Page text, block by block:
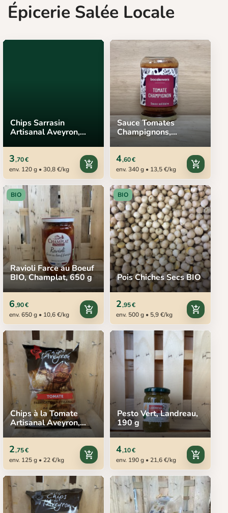
Épicerie Salée Locale
Chips Sarrasin
Artisanal Aveyron,
3,70 €
env. 120 g • 30,8 €/kg
add_shopping_cart
Sauce Tomates
Champignons,
bocalenvers, 340 g
4,60 €
env. 340 g • 13,5 €/kg
add_shopping_cart
BIO
Ravioli Farce au Boeuf
BIO, Champlat, 650 g
6,90 €
env. 650 g • 10,6 €/kg
add_shopping_cart
BIO
Pois Chiches Secs BIO
2,95 €
env. 500 g • 5,9 €/kg
add_shopping_cart
Chips à la Tomate
Artisanal Aveyron,
125 g
2,75 €
env. 125 g • 22 €/kg
add_shopping_cart
Pesto Vert, Landreau,
190 g
4,10 €
env. 190 g • 21,6 €/kg
add_shopping_cart